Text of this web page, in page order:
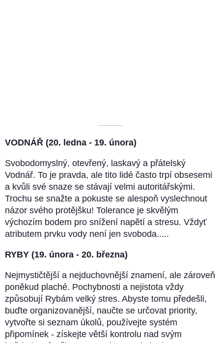
––––––––––
VODNÁŘ (20. ledna - 19. února)
Svobodomyslný, otevřený, laskavý a přátelský
Vodnář. To je pravda, ale tito lidé často trpí obsesemi
a kvůli své snaze se stávají velmi autoritářskými.
Trochu se snažte a pokuste se alespoň vyslechnout
názor svého protějšku! Tolerance je skvělým
výchozím bodem pro snížení napětí a stresu. Vždyť
atributem prvku vody není jen svoboda.....
RYBY (19. února - 20. března)
Nejmystičtější a nejduchovnější znamení, ale zároveň
poněkud plaché. Pochybnosti a nejistota vždy
způsobují Rybám velký stres. Abyste tomu předešli,
buďte organizovanější, naučte se určovat priority,
vytvořte si seznam úkolů, používejte systém
připomínek - získejte větší kontrolu nad svým